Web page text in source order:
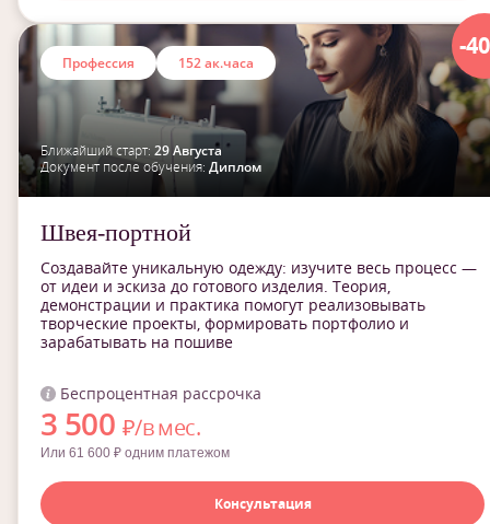
-
Профессия 152 ак.часа
Ближайший старт: 29 Августа
Документ после обучения: Диплом
Швея-портной
Создавайте уникальную одежду: изучите весь процесс —
от идеи и эскиза до готового изделия. Теория,
демонстрации и практика помогут реализовывать
творческие проекты, формировать портфолио и
зарабатывать на пошиве
Беспроцентная рассрочка
3 500 ₽/в мес.
Или 61 600 ₽ одним платежом
Консультация